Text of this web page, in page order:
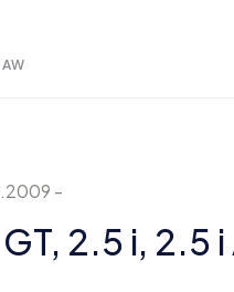
-
2.5 i,